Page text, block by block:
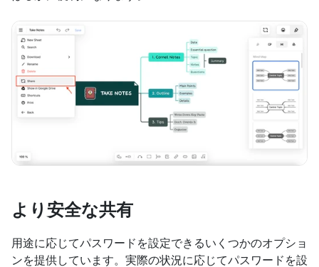
より安全な共有
用途に応じてパスワードを設定できるいくつかのオプショ
ンを提供しています。実際の状況に応じてパスワードを設